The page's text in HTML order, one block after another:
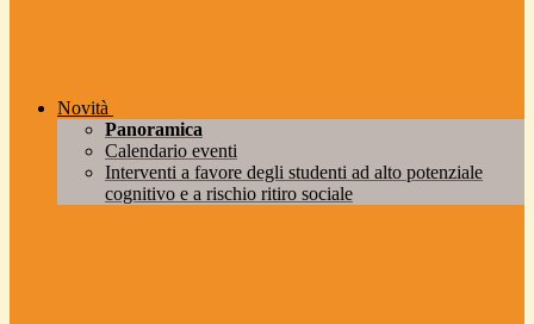
Novità
Panoramica
Calendario eventi
Interventi a favore degli studenti ad alto potenziale
cognitivo e a rischio ritiro sociale